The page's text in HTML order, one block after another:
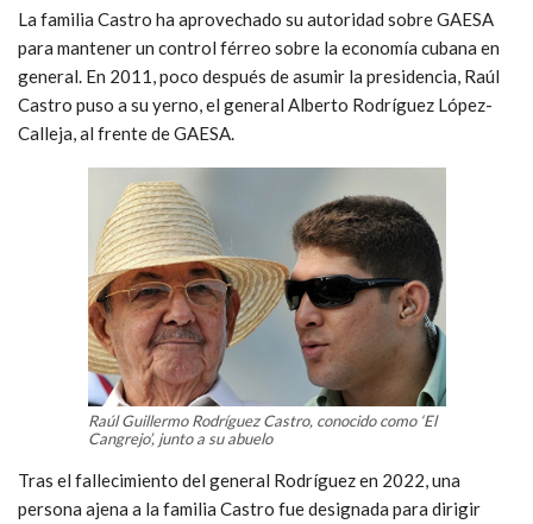
La familia Castro ha aprovechado su autoridad sobre GAESA
para mantener un control férreo sobre la economía cubana en
general. En 2011, poco después de asumir la presidencia, Raúl
Castro puso a su yerno, el general Alberto Rodríguez López-
Calleja, al frente de GAESA.
Raúl Guillermo Rodríguez Castro, conocido como ‘El
Cangrejo’, junto a su abuelo
Tras el fallecimiento del general Rodríguez en 2022, una
persona ajena a la familia Castro fue designada para dirigir